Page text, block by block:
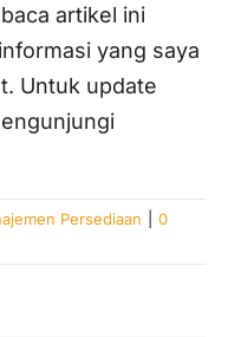
artikel ini
yang saya
Untuk update
Persediaan
0